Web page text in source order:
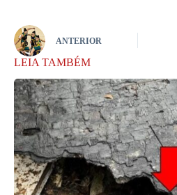
ANTERIOR
LEIA TAMBÉM